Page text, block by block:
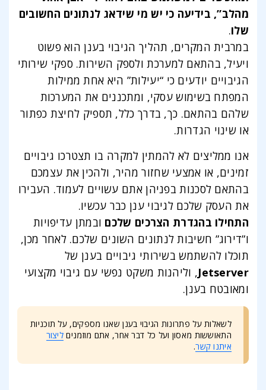
מהלב”, בידיעה כי יש מי שידאג לנתונים החשובים
שלו.
במרבית המקרים, תהליך הגיבוי בענן הוא פשוט
ויעיל, בהתאם למערכת ולספק השירות. ספקי שירותי
הגיבויים יודעים כי “יעילות” היא אחת ממילות
המפתח בשימוש עסקי, ומתכננים את המערכות
שלהם בהתאם. כך, בדרך כלל, תספיק לחיצת כפתור
או שינוי הגדרות.
אנו ממליצים לא להמתין למקרה בו תצטרכו גיבויים
זמינים, או אמצעי שחזור מהיר, ולהכין את עצמכם
בהתאם לסכנות בפניהן אתם עשויים לעמוד. העבירו
את העסק שלכם לגיבוי ענן כבר עכשיו.
התחילו בהגדרת הצרכים שלכם ובמתן עדיפויות
ו”דירוג” חשיבות לנתונים השונים שלכם. לאחר מכן,
תוכלו להשתמש בשירותי גיבויים בענן של
Jetserver, וליהנות משקט נפשי עם גיבוי מקצועי
ומאובטח בענן.
לשאלות על פתרונות הגיבוי בענן שאנו מספקים, על תוכניות
התאוששות מאסון ועל כל דבר אחר, אתם מוזמנים ליצור
איתנו קשר.